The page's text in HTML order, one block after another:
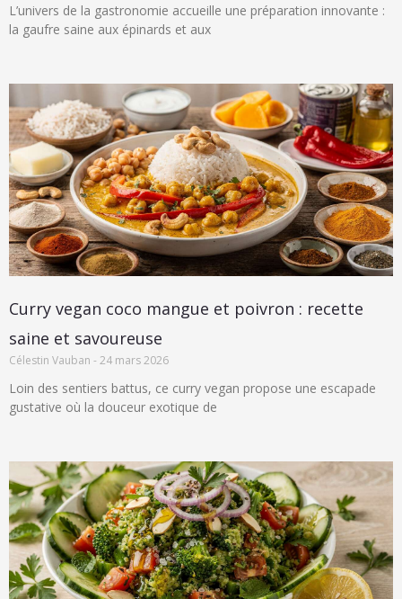
L’univers de la gastronomie accueille une préparation innovante :
la gaufre saine aux épinards et aux
Curry vegan coco mangue et poivron : recette
saine et savoureuse
Célestin Vauban 24 mars 2026
Loin des sentiers battus, ce curry vegan propose une escapade
gustative où la douceur exotique de